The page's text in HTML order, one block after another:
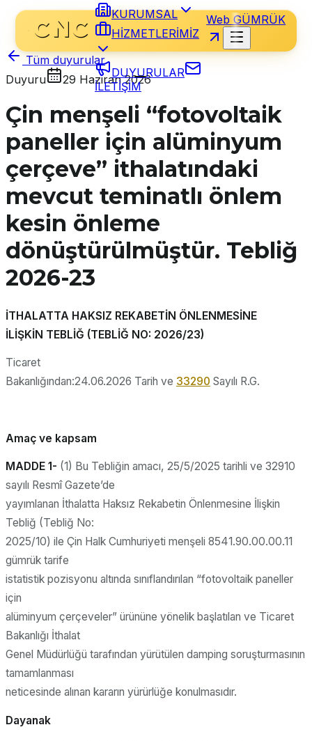
KURUMSAL
HİZMETLERİMİZ
DUYURULAR
İLETİŞİM
Web GÜMRÜK
Tüm duyurular
Duyuru
29 Haziran 2026
Çin menşeli “fotovoltaik
paneller için alüminyum
çerçeve” ithalatındaki
mevcut teminatlı önlem
kesin önleme
dönüştürülmüştür. Tebliğ
2026-23
İTHALATTA HAKSIZ REKABETİN ÖNLENMESİNE
İLİŞKİN TEBLİĞ (TEBLİĞ NO: 2026/23)
Ticaret
Bakanlığından:24.06.2026 Tarih ve 33290 Sayılı R.G.
Amaç ve kapsam
MADDE 1- (1) Bu Tebliğin amacı, 25/5/2025 tarihli ve 32910
sayılı Resmî Gazete’de
yayımlanan İthalatta Haksız Rekabetin Önlenmesine İlişkin
Tebliğ (Tebliğ No:
2025/10) ile Çin Halk Cumhuriyeti menşeli 8541.90.00.00.11
gümrük tarife
istatistik pozisyonu altında sınıflandırılan “fotovoltaik paneller
için
alüminyum çerçeveler” ürününe yönelik başlatılan ve Ticaret
Bakanlığı İthalat
Genel Müdürlüğü tarafından yürütülen damping soruşturmasının
tamamlanması
neticesinde alınan kararın yürürlüğe konulmasıdır.
Dayanak